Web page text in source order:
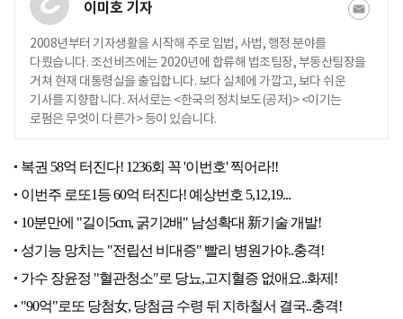
이미호 기자
2008년부터 기자생활을 시작해 주로 입법, 사법, 행정 분야를
다뤘습니다. 조선비즈에는 2020년에 합류해 법조팀장, 부동산팀장을
거쳐 현재 대통령실을 출입합니다. 보다 실체에 가깝고, 보다 쉬운
기사를 지향합니다. 저서로는 <한국의 정치보도(공저)> <이기는
로펌은 무엇이 다른가> 등이 있습니다.